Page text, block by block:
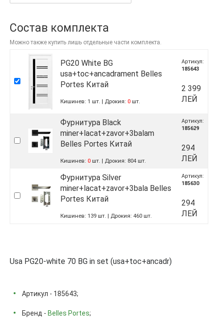
Состав комплекта
Можно также купить лишь отдельные части комплекта.
PG20 White BG
usa+toc+ancadrament Belles
Portes Китай
Кишинев: 1 шт. Дрокия: 0 шт.
Артикул:
185643
2 399
ЛЕЙ
Фурнитура Black
miner+lacat+zavor+3balam
Belles Portes Китай
Кишинев: 0 шт. Дрокия: 804 шт.
Артикул:
185629
294
ЛЕЙ
Фурнитура Silver
miner+lacat+zavor+3bala Belles
Portes Китай
Кишинев: 139 шт. Дрокия: 460 шт.
Артикул:
185630
294
ЛЕЙ
Usa PG20-white 70 BG in set (usa+toc+ancadr)
Артикул - 185643;
Бренд - Belles Portes;